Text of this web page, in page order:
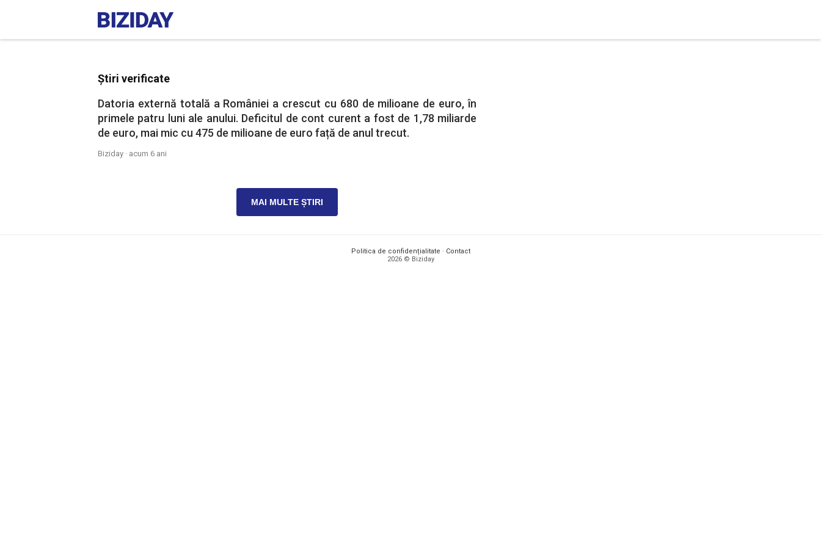
Știri verificate
Datoria externă totală a României a crescut cu 680 de milioane de euro, în
primele patru luni ale anului. Deficitul de cont curent a fost de 1,78 miliarde
de euro, mai mic cu 475 de milioane de euro față de anul trecut.
Biziday · acum 6 ani
MAI MULTE ȘTIRI
Politica de confidențialitate · Contact
2026 © Biziday